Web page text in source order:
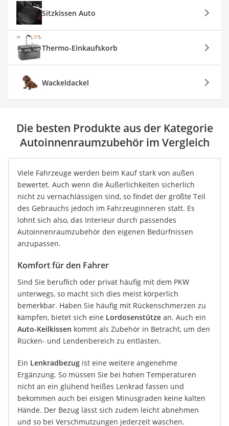
Sitzkissen Auto
Thermo-Einkaufskorb
Wackeldackel
Die besten Produkte aus der Kategorie
Autoinnenraumzubehör im Vergleich
Viele Fahrzeuge werden beim Kauf stark von außen
bewertet. Auch wenn die Äußerlichkeiten sicherlich
nicht zu vernachlässigen sind, so findet der größte Teil
des Gebrauchs jedoch im Fahrzeuginneren statt. Es
lohnt sich also, das Interieur durch passendes
Autoinnenraumzubehör den eigenen Bedürfnissen
anzupassen.
Komfort für den Fahrer
Sind Sie beruflich oder privat häufig mit dem PKW
unterwegs, so macht sich dies meist körperlich
bemerkbar. Haben Sie häufig mit Rückenschmerzen zu
kämpfen, bietet sich eine Lordosenstütze an. Auch ein
Auto-Keilkissen kommt als Zubehör in Betracht, um den
Rücken- und Lendenbereich zu entlasten.
Ein Lenkradbezug ist eine weitere angenehme
Ergänzung. So müssen Sie bei hohen Temperaturen
nicht an ein glühend heißes Lenkrad fassen und
bekommen auch bei eisigen Minusgraden keine kalten
Hände. Der Bezug lässt sich zudem leicht abnehmen
und so bei Verschmutzungen jederzeit waschen.